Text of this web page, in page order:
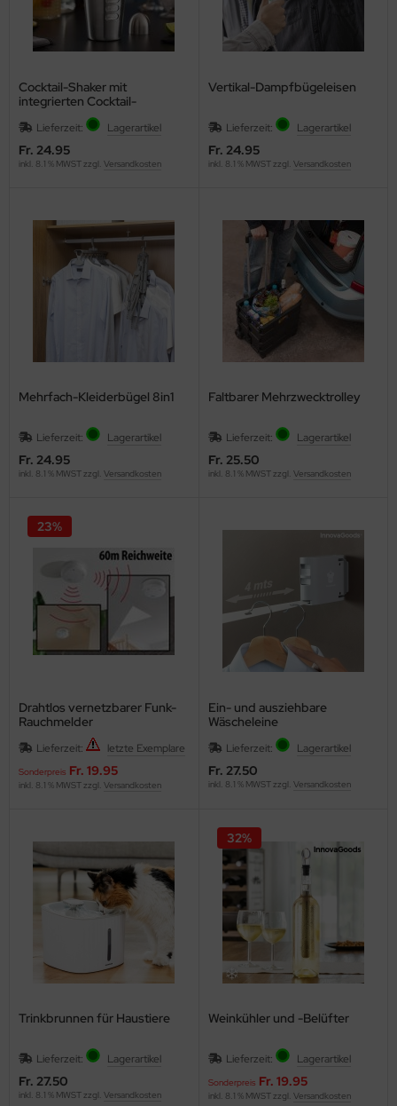
Cocktail-Shaker mit
integrierten Cocktail-
Lieferzeit: Lagerartikel
Fr. 24.95
inkl. 8.1 % MWST zzgl. Versandkosten
Vertikal-Dampfbügeleisen
Lieferzeit: Lagerartikel
Fr. 24.95
inkl. 8.1 % MWST zzgl. Versandkosten
Mehrfach-Kleiderbügel 8in1
Lieferzeit: Lagerartikel
Fr. 24.95
inkl. 8.1 % MWST zzgl. Versandkosten
Faltbarer Mehrzwecktrolley
Lieferzeit: Lagerartikel
Fr. 25.50
inkl. 8.1 % MWST zzgl. Versandkosten
Drahtlos vernetzbarer Funk-
Rauchmelder
Lieferzeit: letzte Exemplare
Sonderpreis Fr. 19.95
23%
inkl. 8.1 % MWST zzgl. Versandkosten
Ein- und ausziehbare
Wäscheleine
Lieferzeit: Lagerartikel
Fr. 27.50
inkl. 8.1 % MWST zzgl. Versandkosten
Trinkbrunnen für Haustiere
Lieferzeit: Lagerartikel
Fr. 27.50
inkl. 8.1 % MWST zzgl. Versandkosten
Weinkühler und -Belüfter
Lieferzeit: Lagerartikel
Sonderpreis Fr. 19.95
32%
inkl. 8.1 % MWST zzgl. Versandkosten